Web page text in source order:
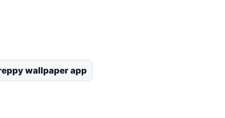
wallpaper app